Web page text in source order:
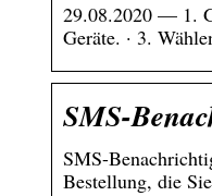
29.08.2020 — 1.
Geräte. · 3.
SMS-
SMS-
Bestellung, die